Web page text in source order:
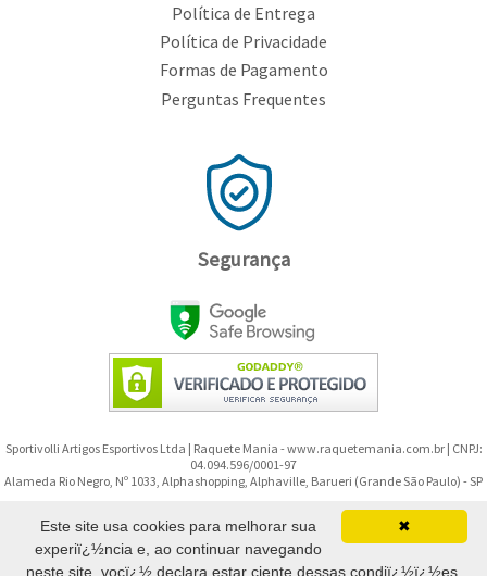
Política de Entrega
Política de Privacidade
Formas de Pagamento
Perguntas Frequentes
Segurança
Sportivolli Artigos Esportivos Ltda | Raquete Mania - www.raquetemania.com.br | CNPJ:
04.094.596/0001-97
Alameda Rio Negro, Nº 1033, Alphashopping, Alphaville, Barueri (Grande São Paulo) - SP
Copyright © 2008-2026 - Raquete Mania - Todos os direitos reservados.
(11) 91299-9592
✖
Este site usa cookies para melhorar sua
experiï¿½ncia e, ao continuar navegando
neste site, vocï¿½ declara estar ciente dessas condiï¿½ï¿½es.